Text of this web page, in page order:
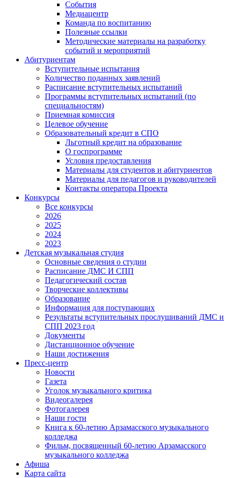
События
Медиацентр
Команда по воспитанию
Полезные ссылки
Методические материалы на разработку
событий и мероприятий
Абитуриентам
Вступительные испытания
Количество поданных заявлений
Расписание вступительных испытаний
Программы вступительных испытаний (по
специальностям)
Приемная комиссия
Целевое обучение
Образовательный кредит в СПО
Льготный кредит на образование
О госпрограмме
Условия предоставления
Материалы для студентов и абитуриентов
Материалы для педагогов и руководителей
Контакты оператора Проекта
Конкурсы
Все конкурсы
2026
2025
2024
2023
Детская музыкальная студия
Основные сведения о студии
Расписание ДМС И СПП
Педагогический состав
Творческие коллективы
Образование
Информация для поступающих
Результаты вступительных прослушиваний ДМС и
СПП 2023 год
Документы
Дистанционное обучение
Наши достижения
Пресс-центр
Новости
Газета
Уголок музыкального критика
Видеогалерея
Фотогалерея
Наши гости
Книга к 60-летию Арзамасского музыкального
колледжа
Фильм, посвященный 60-летию Арзамасского
музыкального колледжа
Афиша
Карта сайта